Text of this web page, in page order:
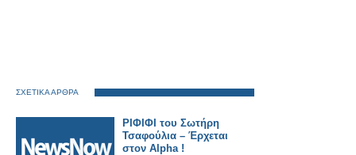
ΣΧΕΤΙΚΑ ΑΡΘΡΑ
ΡΙΦΙΦΙ του Σωτήρη
Τσαφούλια – Έρχεται
στον Alpha !